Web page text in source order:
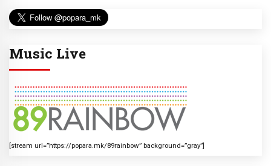
Music Live
[stream url=”https://popara.mk/89rainbow” background=”gray”]